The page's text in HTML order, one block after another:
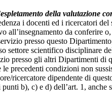
della valutazione
i docenti ed i ricercatori del
all’insegnamento da conferire
presso questo
settore scientifico disciplinare
presso gli altri Dipartimenti di
le precedenti condizioni non
ricercatore dipendente di
b), c) e d) dell’art. 1, anche